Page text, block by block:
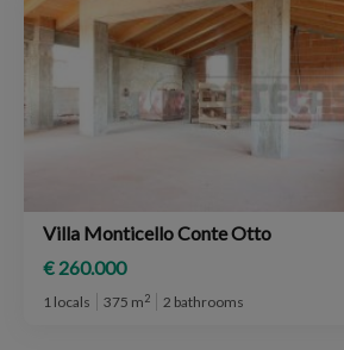
Villa Monticello Conte Otto
€ 260.000
1 locals 375 m2 2 bathrooms